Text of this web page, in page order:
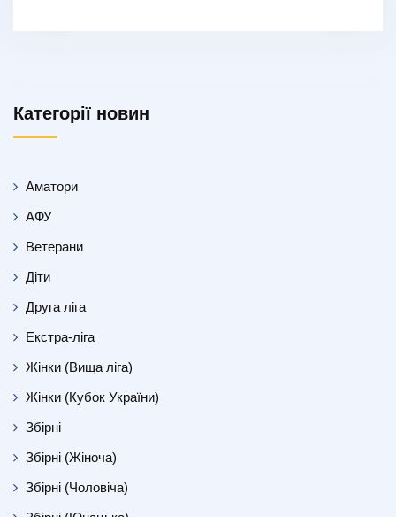
Категорії новин
Аматори
АФУ
Ветерани
Діти
Друга ліга
Екстра-ліга
Жінки (Вища ліга)
Жінки (Кубок України)
Збірні
Збірні (Жіноча)
Збірні (Чоловіча)